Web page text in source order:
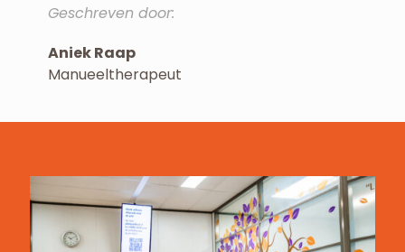
Geschreven door:
Aniek Raap
Manueeltherapeut